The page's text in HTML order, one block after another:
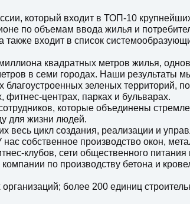
который входит в ТОП-10
по объемам ввода жилья и
входит в список
квадратных метров жилья,
в семи городах. Наши результаты
благоустроенных зеленых территорий,
фитнес-центрах, парках и бульварах.
которые объединены
для жизни людей.
весь цикл создания, реализации и
собственное производство окон,
клубов, сети общественного
по производству бетона и
более 200 единиц